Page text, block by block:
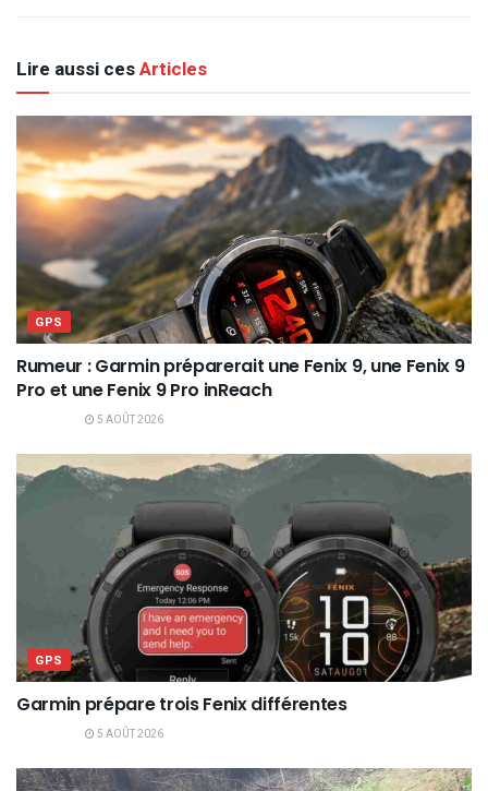
Lire aussi cesArticles
GPS
Rumeur : Garmin préparerait une Fenix 9, une Fenix 9
Pro et une Fenix 9 Pro inReach
5 AOÛT 2026
GPS
Garmin prépare trois Fenix différentes
5 AOÛT 2026